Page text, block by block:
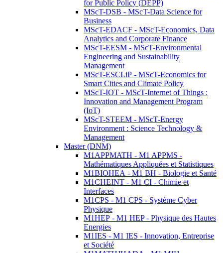
for Public Policy (DEPP)
MScT-DSB - MScT-Data Science for
Business
MScT-EDACF - MScT-Economics, Data
Analytics and Corporate Finance
MScT-EESM - MScT-Environmental
Engineering and Sustainability
Management
MScT-ESCLiP - MScT-Economics for
Smart Cities and Climate Policy
MScT-IOT - MScT-Internet of Things :
Innovation and Management Program
(IoT)
MScT-STEEM - MScT-Energy
Environment : Science Technology &
Management
Master (DNM)
M1APPMATH - M1 APPMS -
Mathématiques Appliquées et Statistiques
M1BIOHEA - M1 BH - Biologie et Santé
M1CHEINT - M1 CI - Chimie et
Interfaces
M1CPS - M1 CPS - Système Cyber
Physique
M1HEP - M1 HEP - Physique des Hautes
Energies
M1IES - M1 IES - Innovation, Entreprise
et Société